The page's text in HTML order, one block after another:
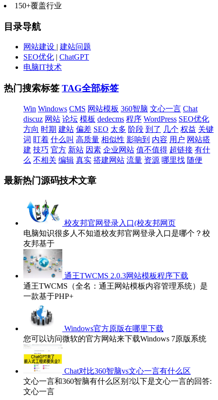
150+覆盖行业
目录导航
网站建设 | 建站问题
SEO优化 | ChatGPT
电脑IT技术
热门搜索标签 TAG全部标签
Win Windows CMS 网站模板 360智脑 文心一言 Chat
discuz 网站 论坛 模板 dedecms 程序 WordPress SEO优化
方向 时期 建站 偏差 SEO 太多 阶段 到了 几个 权益 关键
词 盯着 什么叫 高质量 相似性 影响到 内容 用户 网站搭
建 技巧 官方 新站 因素 企业网站 值不值得 超链接 有什
么 不相关 编辑 真实 搭建网站 流量 资源 哪里找 随便
最新热门源码技术文章
校友邦官网登录入口(校友邦网页
电脑知识很多人不知道校友邦官网登录入口是哪个？校
友邦基于
通王TWCMS 2.0.3网站模板程序下载
通王TWCMS（全名：通王网站模板内容管理系统）是
一款基于PHP+
Windows官方原版在哪里下载
您可以访问微软的官方网站来下载Windows 7原版系统
Chat对比360智脑vs文心一言有什么区
文心一言和360智脑有什么区别?以下是文心一言的回答:
文心一言